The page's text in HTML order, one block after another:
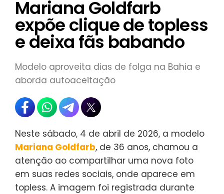
Mariana Goldfarb
expõe clique de topless
e deixa fãs babando
Modelo aproveita dias de folga na Bahia e
aborda autoaceitação
Neste sábado, 4 de abril de 2026, a modelo
Mariana Goldfarb, de 36 anos, chamou a
atenção ao compartilhar uma nova foto
em suas redes sociais, onde aparece em
topless. A imagem foi registrada durante